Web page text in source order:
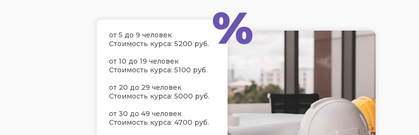
от 5 до 9 человек
Стоимость курса: 5200 руб.
от 10 до 19 человек
Стоимость курса: 5100 руб.
от 20 до 29 человек
Стоимость курса: 5000 руб.
от 30 до 49 человек
Стоимость курса: 4700 руб.
%